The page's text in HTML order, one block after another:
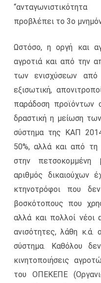
προβλέπει το 3ο
Ωστόσο, η οργή και
αγροτιά και από την
των ενισχύσεων από
εξισωτική,
παράδοση προϊόντων
δραστική η μείωση
σύστημα της ΚΑΠ
50%, αλλά και από τη
στην πετσοκομμένη
αριθμός δικαιούχων
κτηνοτρόφοι που
βοσκότοπους που
αλλά και πολλοί νέοι
ανισότητες, λάθη κ.ά.
σύστημα. Καθόλου
κινητοποιήσεις
του ΟΠΕΚΕΠΕ